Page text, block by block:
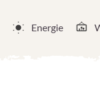
Energie